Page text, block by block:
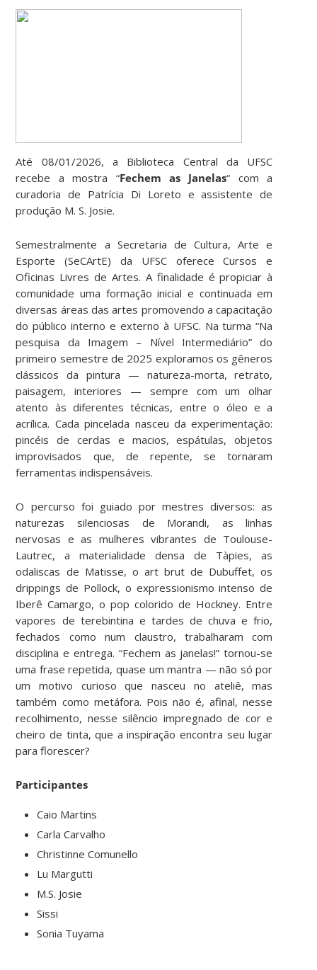
Até 08/01/2026, a Biblioteca Central da UFSC
recebe a mostra “Fechem as Janelas“ com a
curadoria de Patrícia Di Loreto e assistente de
produção M. S. Josie.
Semestralmente a Secretaria de Cultura, Arte e
Esporte (SeCArtE) da UFSC oferece Cursos e
Oficinas Livres de Artes. A finalidade é propiciar à
comunidade uma formação inicial e continuada em
diversas áreas das artes promovendo a capacitação
do público interno e externo à UFSC. Na turma “Na
pesquisa da Imagem – Nível Intermediário” do
primeiro semestre de 2025 exploramos os gêneros
clássicos da pintura — natureza-morta, retrato,
paisagem, interiores — sempre com um olhar
atento às diferentes técnicas, entre o óleo e a
acrílica. Cada pincelada nasceu da experimentação:
pincéis de cerdas e macios, espátulas, objetos
improvisados que, de repente, se tornaram
ferramentas indispensáveis.
O percurso foi guiado por mestres diversos: as
naturezas silenciosas de Morandi, as linhas
nervosas e as mulheres vibrantes de Toulouse-
Lautrec, a materialidade densa de Tàpies, as
odaliscas de Matisse, o art brut de Dubuffet, os
drippings de Pollock, o expressionismo intenso de
Iberê Camargo, o pop colorido de Hockney. Entre
vapores de terebintina e tardes de chuva e frio,
fechados como num claustro, trabalharam com
disciplina e entrega. “Fechem as janelas!” tornou-se
uma frase repetida, quase um mantra — não só por
um motivo curioso que nasceu no ateliê, mas
também como metáfora. Pois não é, afinal, nesse
recolhimento, nesse silêncio impregnado de cor e
cheiro de tinta, que a inspiração encontra seu lugar
para florescer?
Participantes
Caio Martins
Carla Carvalho
Christinne Comunello
Lu Margutti
M.S. Josie
Sissi
Sonia Tuyama